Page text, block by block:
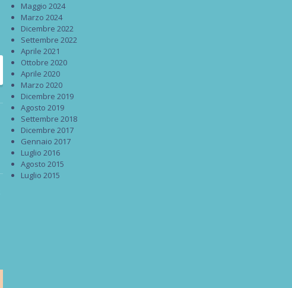
Maggio 2024
Marzo 2024
Dicembre 2022
Settembre 2022
Aprile 2021
Ottobre 2020
Aprile 2020
Marzo 2020
Dicembre 2019
Agosto 2019
Settembre 2018
Dicembre 2017
Gennaio 2017
Luglio 2016
Agosto 2015
Luglio 2015